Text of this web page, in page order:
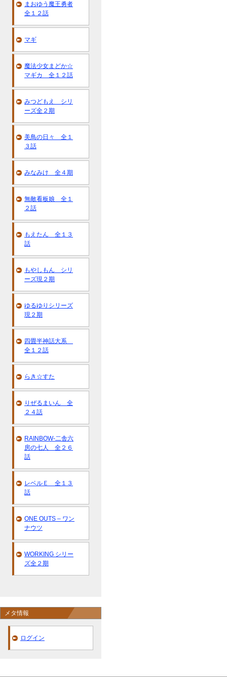
まおゆう魔王勇者
全１２話
マギ
魔法少女まどか☆
マギカ 全１２話
みつどもえ シリ
ーズ全２期
美鳥の日々 全１
３話
みなみけ 全４期
無敵看板娘 全１
２話
もえたん 全１３
話
もやしもん シリ
ーズ現２期
ゆるゆりシリーズ
現２期
四畳半神話大系
全１２話
らき☆すた
りぜるまいん 全
２４話
RAINBOW-二舎六
房の七人 全２６
話
レベルＥ 全１３
話
ONE OUTS – ワン
ナウツ
WORKING シリー
ズ全２期
メタ情報
ログイン